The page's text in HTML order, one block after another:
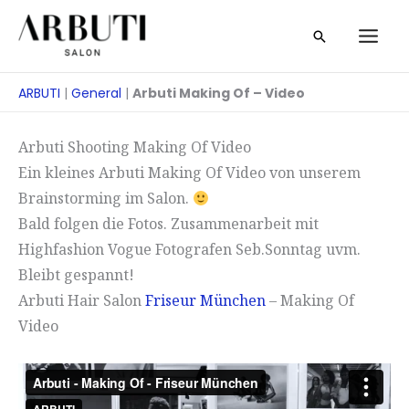
Zum
Inhalt
Suche
ARBUTI | General | Arbuti Making Of – Video
Arbuti Shooting Making Of Video
Ein kleines Arbuti Making Of Video von unserem
Brainstorming im Salon.
Bald folgen die Fotos. Zusammenarbeit mit
Highfashion Vogue Fotografen Seb.Sonntag uvm.
Bleibt gespannt!
Arbuti Hair SalonFriseur München– Making Of
Video